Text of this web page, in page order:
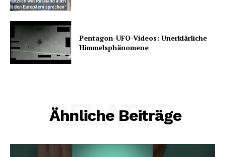
Pentagon-UFO-Videos: Unerklärliche
Himmelsphänomene
Ähnliche Beiträge
RELATED